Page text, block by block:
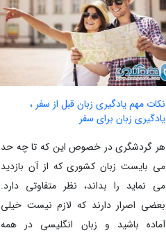
نکات مهم یادگیری زبان قبل از سفر ،
یادگیری زبان برای سفر
هر گردشگری در خصوص این که تا چه حد
می بایست زبان کشوری که از آن بازدید
می نماید را بداند، نظر متفاوتی دارد.
بعضی اصرار دارند که لازم نیست خیلی
آماده باشید و زبان انگلیسی در همه